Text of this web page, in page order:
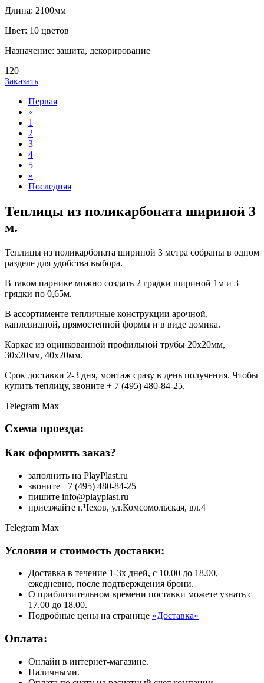
Длина: 2100мм
Цвет: 10 цветов
Назначение: защита, декорирование
120
Заказать
Первая
«
1
2
3
4
5
»
Последняя
Теплицы из поликарбоната шириной 3
м.
Теплицы из поликарбоната шириной 3 метра собраны в одном
разделе для удобства выбора.
В таком парнике можно создать 2 грядки шириной 1м и 3
грядки по 0,65м.
В ассортименте тепличные конструкции арочной,
каплевидной, прямостенной формы и в виде домика.
Каркас из оцинкованной профильной трубы 20x20мм,
30x20мм, 40x20мм.
Срок доставки 2-3 дня, монтаж сразу в день получения. Чтобы
купить теплицу, звоните + 7 (495) 480-84-25.
Telegram Max
Схема проезда:
Как оформить заказ?
заполнить на PlayPlast.ru
звоните +7 (495) 480-84-25
пишите info@playplast.ru
приезжайте г.Чехов, ул.Комсомольская, вл.4
Telegram Max
Условия и стоимость доставки:
Доставка в течение 1-3х дней, с 10.00 до 18.00,
ежедневно, после подтверждения брони.
О приблизительном времени поставки можете узнать с
17.00 до 18.00.
Подробные цены на странице «Доставка»
Оплата:
Онлайн в интернет-магазине.
Наличными.